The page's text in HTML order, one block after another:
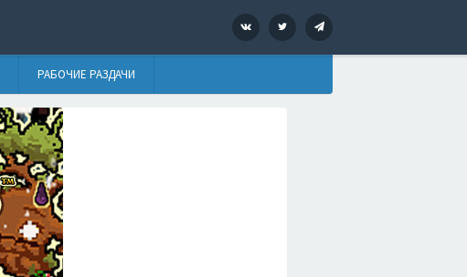
VK Twitter
РАБОЧИЕ РАЗДАЧИ